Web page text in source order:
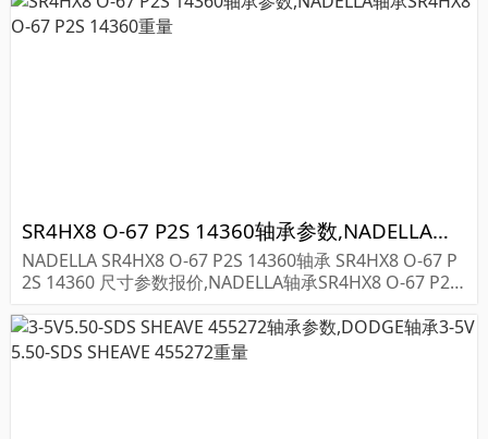
SR4HX8 O-67 P2S 14360轴承参数,NADELLA轴承SR4HX8 O-67 P2S 14360重量
NADELLA SR4HX8 O-67 P2S 14360轴承 SR4HX8 O-67 P
2S 14360 尺寸参数报价,NADELLA轴承SR4HX8 O-67 P2S